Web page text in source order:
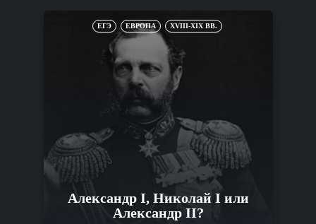
ЕГЭ ЕВРОПА XVIII-XIX ВВ.
Александр I, Николай I или
Александр II?